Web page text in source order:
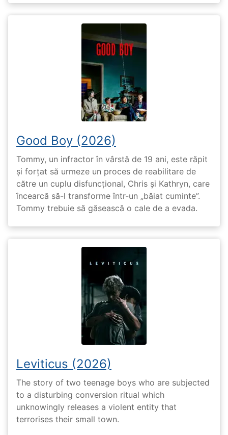
Good Boy (2026)
Tommy, un infractor în vârstă de 19 ani, este răpit
și forțat să urmeze un proces de reabilitare de
către un cuplu disfuncțional, Chris și Kathryn, care
încearcă să-l transforme într-un „băiat cuminte”.
Tommy trebuie să găsească o cale de a evada.
Leviticus (2026)
The story of two teenage boys who are subjected
to a disturbing conversion ritual which
unknowingly releases a violent entity that
terrorises their small town.